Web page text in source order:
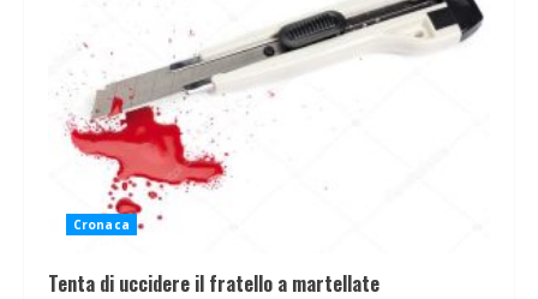
Cronaca
Tenta di uccidere il fratello a martellate